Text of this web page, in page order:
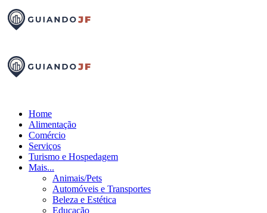
Home
Alimentação
Comércio
Serviços
Turismo e Hospedagem
Mais...
Animais/Pets
Automóveis e Transportes
Beleza e Estética
Educação